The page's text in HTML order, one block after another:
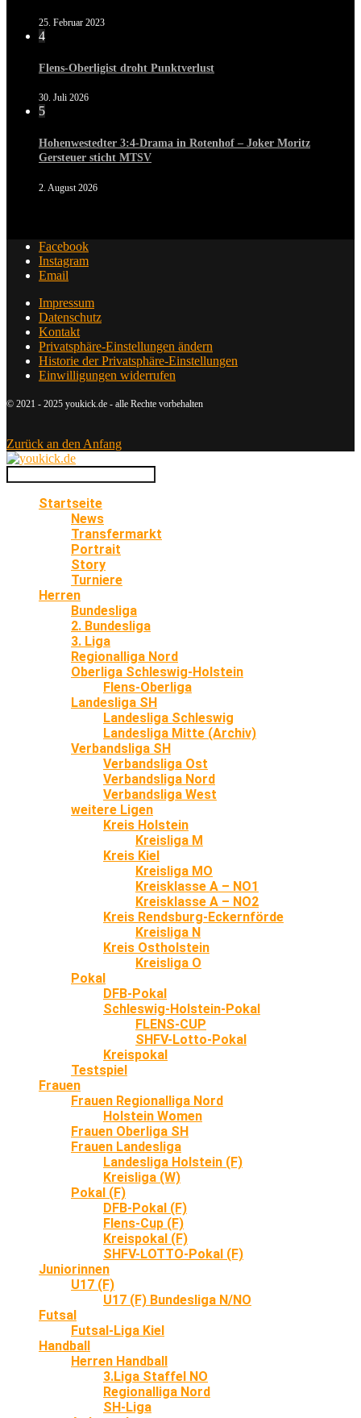
25. Februar 2023
4
Flens-Oberligist droht Punktverlust
30. Juli 2026
5
Hohenwestedter 3:4-Drama in Rotenhof – Joker Moritz
Gersteuer sticht MTSV
2. August 2026
Facebook
Instagram
Email
Impressum
Datenschutz
Kontakt
Privatsphäre-Einstellungen ändern
Historie der Privatsphäre-Einstellungen
Einwilligungen widerrufen
© 2021 - 2025 youkick.de - alle Rechte vorbehalten
Zurück an den Anfang
Startseite
News
Transfermarkt
Portrait
Story
Turniere
Herren
Bundesliga
2. Bundesliga
3. Liga
Regionalliga Nord
Oberliga Schleswig-Holstein
Flens-Oberliga
Landesliga SH
Landesliga Schleswig
Landesliga Mitte (Archiv)
Verbandsliga SH
Verbandsliga Ost
Verbandsliga Nord
Verbandsliga West
weitere Ligen
Kreis Holstein
Kreisliga M
Kreis Kiel
Kreisliga MO
Kreisklasse A – NO1
Kreisklasse A – NO2
Kreis Rendsburg-Eckernförde
Kreisliga N
Kreis Ostholstein
Kreisliga O
Pokal
DFB-Pokal
Schleswig-Holstein-Pokal
FLENS-CUP
SHFV-Lotto-Pokal
Kreispokal
Testspiel
Frauen
Frauen Regionalliga Nord
Holstein Women
Frauen Oberliga SH
Frauen Landesliga
Landesliga Holstein (F)
Kreisliga (W)
Pokal (F)
DFB-Pokal (F)
Flens-Cup (F)
Kreispokal (F)
SHFV-LOTTO-Pokal (F)
Juniorinnen
U17 (F)
U17 (F) Bundesliga N/NO
Futsal
Futsal-Liga Kiel
Handball
Herren Handball
3.Liga Staffel NO
Regionalliga Nord
SH-Liga